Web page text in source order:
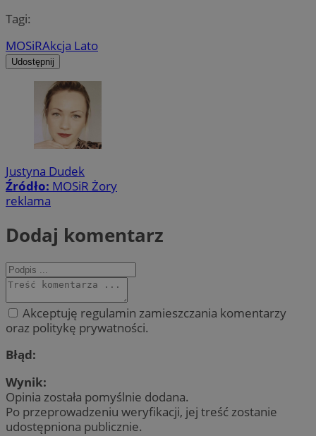
Tagi:
MOSiRAkcja Lato
Udostępnij
Justyna Dudek
Źródło: MOSiR Żory
reklama
Dodaj komentarz
Akceptuję regulamin zamieszczania komentarzy
oraz politykę prywatności.
Błąd:
Wynik:
Opinia została pomyślnie dodana.
Po przeprowadzeniu weryfikacji, jej treść zostanie
udostępniona publicznie.